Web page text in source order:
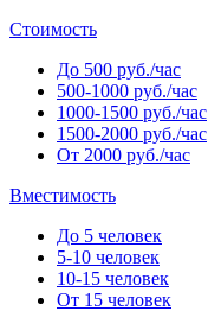
Стоимость
До 500 руб./час
500-1000 руб./час
1000-1500 руб./час
1500-2000 руб./час
От 2000 руб./час
Вместимость
До 5 человек
5-10 человек
10-15 человек
От 15 человек